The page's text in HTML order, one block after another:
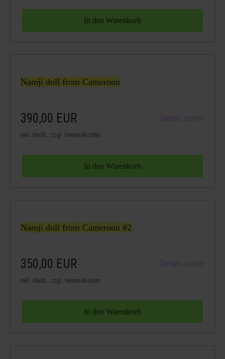
Namji doll from Cameroon
390,00 EUR Details sehen
inkl. MwSt., zzgl. Versandkosten
Namji doll from Cameroon #2
350,00 EUR Details sehen
inkl. MwSt., zzgl. Versandkosten